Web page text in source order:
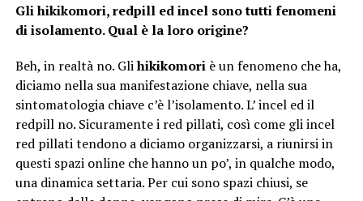
Gli hikikomori, redpill ed incel sono tutti fenomeni
di isolamento. Qual è la loro origine?
Beh, in realtà no. Glihikikomoriè un fenomeno che ha,
diciamo nella sua manifestazione chiave, nella sua
sintomatologia chiave c’è l’isolamento. L’ incel ed il
redpill no. Sicuramente i red pillati, così come gli incel
red pillati tendono a diciamo organizzarsi, a riunirsi in
questi spazi online che hanno un po’, in qualche modo,
una dinamica settaria. Per cui sono spazi chiusi, se